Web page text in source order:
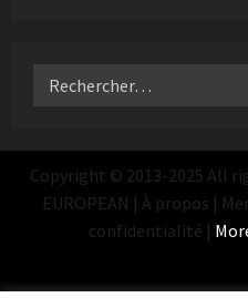
Copyright © 2013-2025 All
EUROPEAN | À propos |
confidentialité |